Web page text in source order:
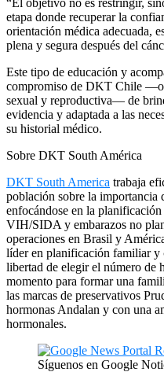
etapa donde recuperar la
orientación médica adecuada,
plena y segura después del
Este tipo de educación y
compromiso de DKT Chile
sexual y reproductiva— de
evidencia y adaptada a las
su historial médico.
Sobre DKT South América
DKT South America trabaja
población sobre la importancia
enfocándose en la
VIH/SIDA y embarazos no
operaciones en Brasil y
líder en planificación familiar y
libertad de elegir el número de
momento para formar una
las marcas de preservativos
hormonas Andalan y con una
hormonales.
Síguenos en Google